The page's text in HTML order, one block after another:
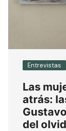
Entrevistas
Las
atrás:
del